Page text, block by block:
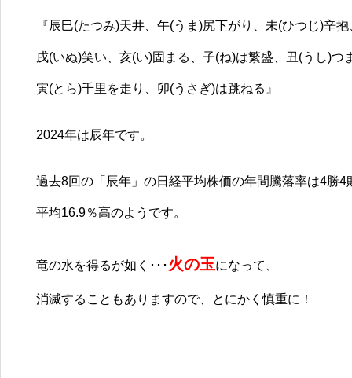
『辰巳(たつみ)天井、午(うま)尻下がり、未(ひつじ)辛
戌(いぬ)笑い、亥(い)固まる、子(ね)は繁盛、丑(うし)つ
寅(とら)千里を走り、卯(うさぎ)は跳ねる』
2024年は辰年です。
過去8回の「辰年」の日経平均株価の年間騰落率は4勝4
平均16.9％高のようです。
竜の水を得るが如く･･･ 火の玉になって、
消滅することもありますので、とにかく慎重に！